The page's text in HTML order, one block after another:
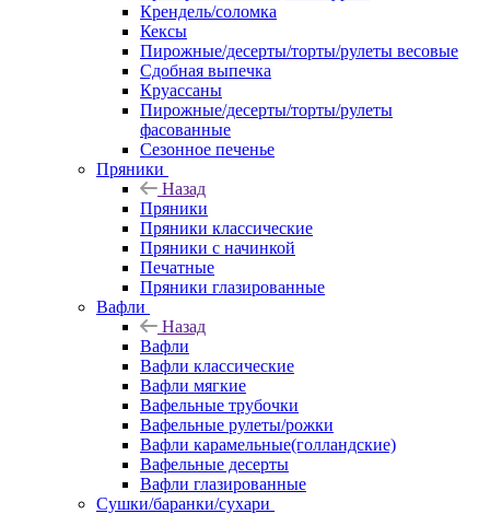
Крендель/соломка
Кексы
Пирожные/десерты/торты/рулеты весовые
Сдобная выпечка
Круассаны
Пирожные/десерты/торты/рулеты
фасованные
Сезонное печенье
Пряники
Назад
Пряники
Пряники классические
Пряники с начинкой
Печатные
Пряники глазированные
Вафли
Назад
Вафли
Вафли классические
Вафли мягкие
Вафельные трубочки
Вафельные рулеты/рожки
Вафли карамельные(голландские)
Вафельные десерты
Вафли глазированные
Сушки/баранки/сухари